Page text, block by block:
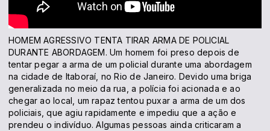
HOMEM AGRESSIVO TENTA TIRAR ARMA DE POLICIAL
DURANTE ABORDAGEM. Um homem foi preso depois de
tentar pegar a arma de um policial durante uma abordagem
na cidade de Itaboraí, no Rio de Janeiro. Devido uma briga
generalizada no meio da rua, a polícia foi acionada e ao
chegar ao local, um rapaz tentou puxar a arma de um dos
policiais, que agiu rapidamente e impediu que a ação e
prendeu o indivíduo. Algumas pessoas ainda criticaram a